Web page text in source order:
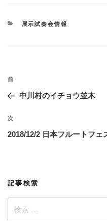
カ
展示試奏会情報
投
ビ
ゲ
ン
過
去
投
稿
前
中川村のイチョウ並木
次
の
次
2018/12/2 日本フルートフェ
記事検索
索: